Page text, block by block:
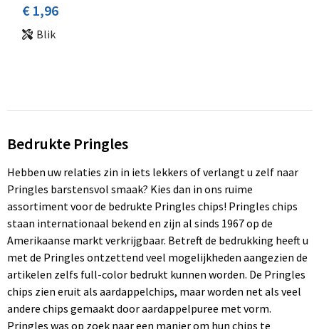
€ 1,96
Blik
Bedrukte Pringles
Hebben uw relaties zin in iets lekkers of verlangt u zelf naar
Pringles barstensvol smaak? Kies dan in ons ruime
assortiment voor de bedrukte Pringles chips! Pringles chips
staan internationaal bekend en zijn al sinds 1967 op de
Amerikaanse markt verkrijgbaar. Betreft de bedrukking heeft u
met de Pringles ontzettend veel mogelijkheden aangezien de
artikelen zelfs full-color bedrukt kunnen worden. De Pringles
chips zien eruit als aardappelchips, maar worden net als veel
andere chips gemaakt door aardappelpuree met vorm.
Pringles was op zoek naar een manier om hun chips te